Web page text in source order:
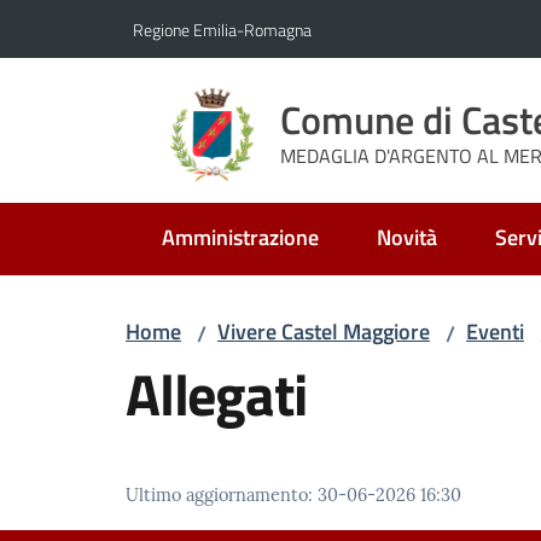
Regione Emilia-Romagna
Comune di
MEDAGLIA D'ARGENTO AL
Amministrazione Novità
Home / Vivere Castel Maggiore / Eventi
Allegati
Ultimo aggiornamento: 30-06-2026 16:30